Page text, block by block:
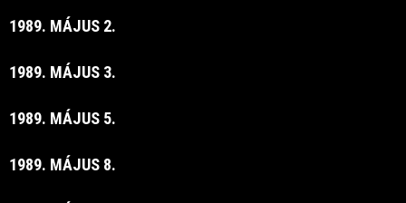
1989. MÁJUS 2.
1989. MÁJUS 3.
1989. MÁJUS 5.
1989. MÁJUS 8.